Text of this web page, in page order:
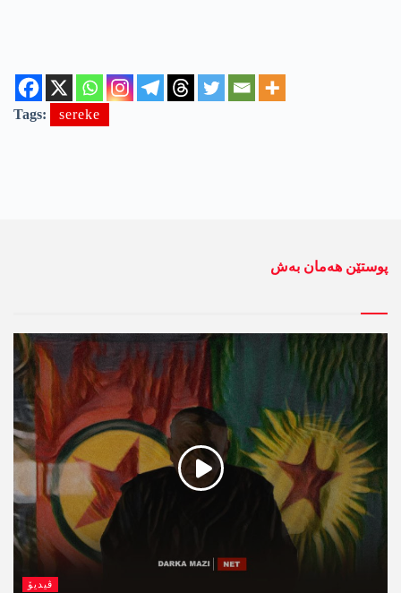
Tags: sereke
پوستێن ھەمان بەش
ڤیدیۆ